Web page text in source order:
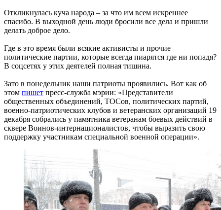
Откликнулась куча народа – за что им всем искреннее
спасибо. В выходной день люди бросили все дела и пришли
делать доброе дело.
Где в это время были всякие активисты и прочие
политические партии, которые всегда пиарятся где ни попадя?
В соцсетях у этих деятелей полная тишина.
Зато в понедельник наши патриоты проявились. Вот как об
этом пишет пресс-служба мэрии: «Представители
общественных объединений, ТОСов, политических партий,
военно-патриотических клубов и ветеранских организаций 19
декабря собрались у памятника ветеранам боевых действий в
сквере Воинов-интернационалистов, чтобы выразить свою
поддержку участникам специальной военной операции».